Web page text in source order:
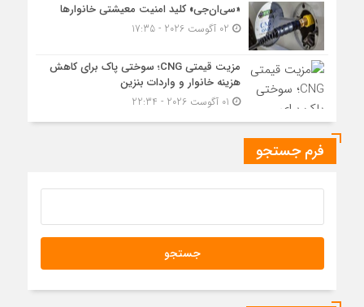
«سی‌ان‌جی» کلید امنیت معیشتی خانوارها
مزیت قیمتی CNG؛ سوختی پاک برای کاهش
هزینه خانوار و واردات بنزین
فرم جستجو